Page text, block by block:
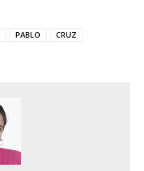
PABLO
CRUZ